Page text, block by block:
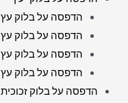
הדפסה על בלוק עץ 10X10 ס"מ
הדפסה על בלוק עץ 10X15 ס"מ
הדפסה על בלוק עץ 15X15 ס"מ
הדפסה על בלוק עץ 15X20 ס”מ
הדפסה על בלוק זכוכית
קנבס
זכוכית